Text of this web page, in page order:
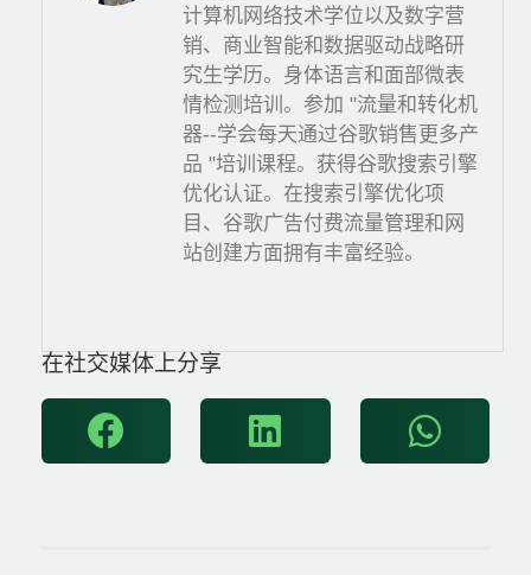
计算机网络技术学位以及数字营
销、商业智能和数据驱动战略研
究生学历。身体语言和面部微表
情检测培训。参加 "流量和转化机
器--学会每天通过谷歌销售更多产
品 "培训课程。获得谷歌搜索引擎
优化认证。在搜索引擎优化项
目、谷歌广告付费流量管理和网
站创建方面拥有丰富经验。
在社交媒体上分享